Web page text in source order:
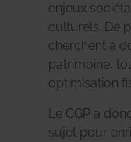
enjeux
culturels. De
cherchent à
patrimoine,
optimisation
Le CGP a
sujet pour